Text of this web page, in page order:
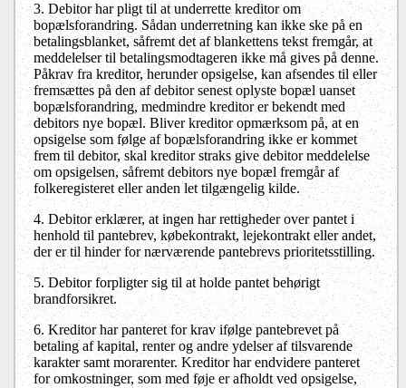
3. Debitor har pligt til at underrette kreditor om
bopælsforandring. Sådan underretning kan ikke ske på en
betalingsblanket, såfremt det af blankettens tekst fremgår, at
meddelelser til betalingsmodtageren ikke må gives på denne.
Påkrav fra kreditor, herunder opsigelse, kan afsendes til eller
fremsættes på den af debitor senest oplyste bopæl uanset
bopælsforandring, medmindre kreditor er bekendt med
debitors nye bopæl. Bliver kreditor opmærksom på, at en
opsigelse som følge af bopælsforandring ikke er kommet
frem til debitor, skal kreditor straks give debitor meddelelse
om opsigelsen, såfremt debitors nye bopæl fremgår af
folkeregisteret eller anden let tilgængelig kilde.
4. Debitor erklærer, at ingen har rettigheder over pantet i
henhold til pantebrev, købekontrakt, lejekontrakt eller andet,
der er til hinder for nærværende pantebrevs prioritetsstilling.
5. Debitor forpligter sig til at holde pantet behørigt
brandforsikret.
6. Kreditor har panteret for krav ifølge pantebrevet på
betaling af kapital, renter og andre ydelser af tilsvarende
karakter samt morarenter. Kreditor har endvidere panteret
for omkostninger, som med føje er afholdt ved opsigelse,